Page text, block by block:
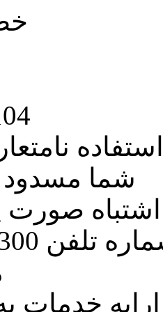
شما
اشتباه
خدمات به